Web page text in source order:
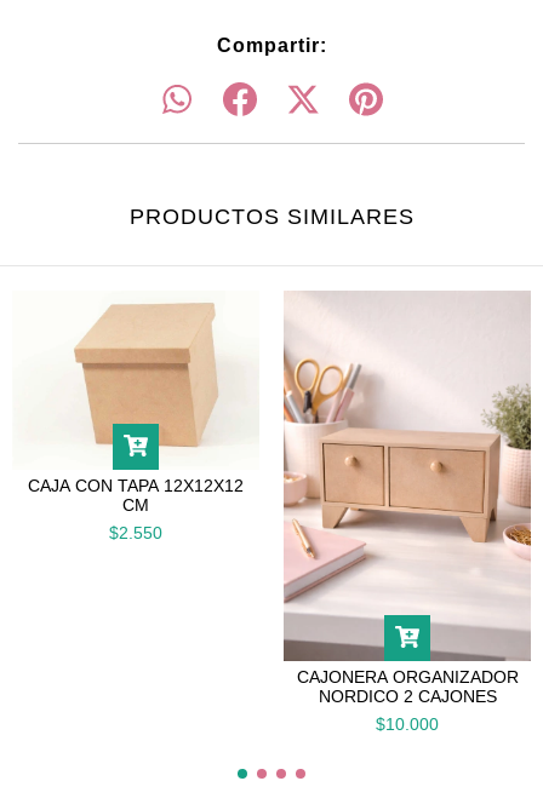
Compartir:
PRODUCTOS SIMILARES
CAJA CON TAPA 12X12X12
CM
$2.550
CAJONERA ORGANIZADOR
NORDICO 2 CAJONES
$10.000